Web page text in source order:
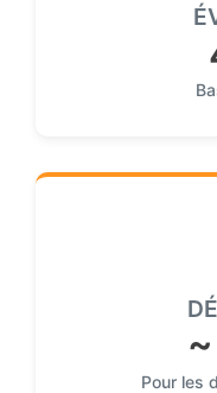
Pour les